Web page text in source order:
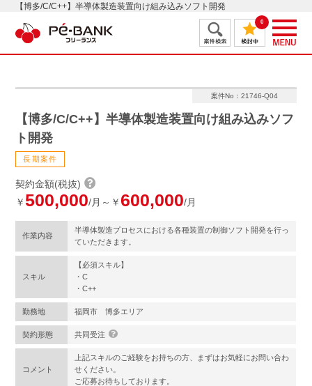
【博多/C/C++】半導体製造装置向け組み込みソフト開発
0
案件No：21746-Q04
【博多/C/C++】半導体製造装置向け組み込みソフ
ト開発
長期案件
契約金額(税抜)
￥500,000/月～￥ 600,000/月
作業内容
半導体製造プロセスにおける各種装置の制御ソフト開発を行っ
ていただきます。
スキル
【必須スキル】
・C
・C++
勤務地 福岡市 博多エリア
契約形態 共同受注
コメント
上記スキルのご経験をお持ちの方、まずはお気軽にお問い合わ
せください。
ご応募お待ちしております。